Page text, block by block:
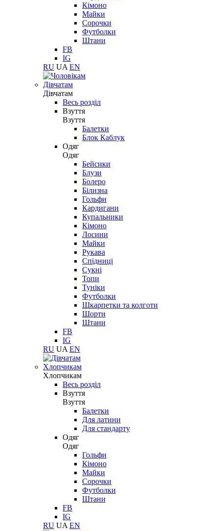
Кімоно
Майки
Сорочки
Футболки
Штани
FB
IG
RU UA EN
Дівчатам
Дівчатам
Весь розділ
Взуття
Взуття
Балетки
Блок Каблук
Одяг
Одяг
Бейсики
Блузи
Болеро
Білизна
Гольфи
Кардигани
Купальники
Кімоно
Лосини
Майки
Рукава
Спідниці
Сукні
Топи
Туніки
Футболки
Шкарпетки та колготи
Шорти
Штани
FB
IG
RU UA EN
Хлопчикам
Хлопчикам
Весь розділ
Взуття
Взуття
Балетки
Для латини
Для стандарту
Одяг
Одяг
Гольфи
Кімоно
Майки
Сорочки
Футболки
Штани
FB
IG
RU UA EN